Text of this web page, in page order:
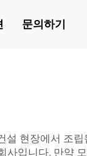
문의하기
현장에서 조
사입니다. 만약